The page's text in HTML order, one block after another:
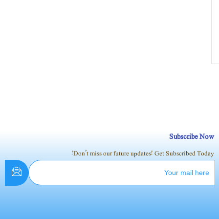
Subscribe Now
Don’t miss our future updates! Get Subscribed Today!